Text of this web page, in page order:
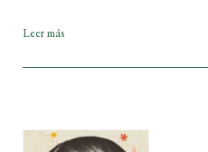
Leer más